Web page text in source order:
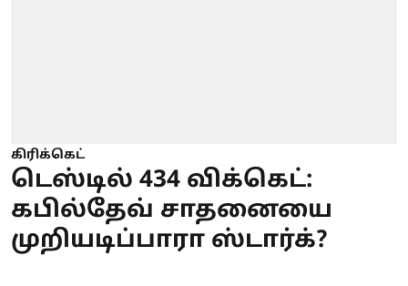
கிரிக்கெட்
டெஸ்டில் 434 விக்கெட்:
கபில்தேவ் சாதனையை
முறியடிப்பாரா ஸ்டார்க்?